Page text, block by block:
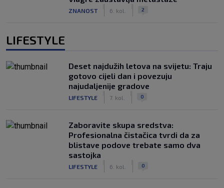
ZNANOST 6. kol. 2
LIFESTYLE
Deset najdužih letova na svijetu: Traju
gotovo cijeli dan i povezuju
najudaljenije gradove
LIFESTYLE 7. kol. 0
Zaboravite skupa sredstva:
Profesionalna čistačica tvrdi da za
blistave podove trebate samo dva
sastojka
LIFESTYLE 6. kol. 0